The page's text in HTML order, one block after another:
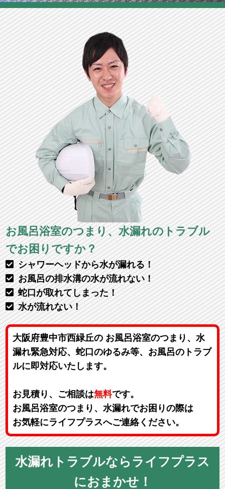
お風呂浴室のつまり、水漏れのトラブル
でお困りですか？
シャワーヘッドから水が漏れる！
お風呂の排水溝の水が流れない！
蛇口が取れてしまった！
水が流れない！
大阪府豊中市西緑丘の お風呂浴室のつまり、水
漏れ緊急対応、蛇口のゆるみ等、お風呂のトラブ
ルに即対応いたします。
お見積り、ご相談は無料です。
お風呂浴室のつまり、水漏れでお困りの際は
お気軽にライフプラスへご連絡ください。
水漏れトラブルならライフプラス
におまかせ！